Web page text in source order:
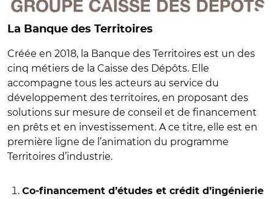
La Banque des Territoires
Créée en 2018, la Banque des Territoires est un des
cinq métiers de la Caisse des Dépôts. Elle
accompagne tous les acteurs au service du
développement des territoires, en proposant des
solutions sur mesure de conseil et de financement
en prêts et en investissement. A ce titre, elle est en
première ligne de l’animation du programme
Territoires d’industrie.
Co-financement d’études et crédit d’ingénierie